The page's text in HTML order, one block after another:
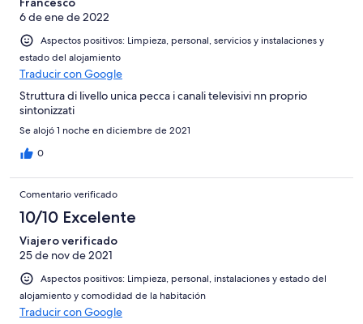
6 de ene de 2022
Aspectos positivos: Limpieza, personal, servicios y instalaciones y
estado del alojamiento
Traducir con Google
Struttura di livello unica pecca i canali televisivi nn proprio
sintonizzati
Se alojó 1 noche en diciembre de 2021
0
Comentario verificado
10/10 Excelente
Viajero verificado
25 de nov de 2021
Aspectos positivos: Limpieza, personal, instalaciones y estado del
alojamiento y comodidad de la habitación
Traducir con Google